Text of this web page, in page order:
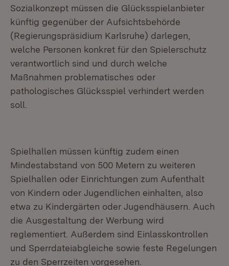
Sozialkonzept müssen die Glücksspielanbieter
künftig gegenüber der Aufsichtsbehörde
(Regierungspräsidium Karlsruhe) darlegen,
welche Personen konkret für den Spielerschutz
verantwortlich sind und durch welche
Maßnahmen problematisches oder
pathologisches Glücksspiel verhindert werden
soll.
Spielhallen müssen künftig zudem einen
Mindestabstand von 500 Metern zu weiteren
Spielhallen oder Einrichtungen zum Aufenthalt
von Kindern oder Jugendlichen einhalten, also
etwa zu Kindergärten oder Jugendhäusern. Auch
die Ausgestaltung der Werbung wird
reglementiert. Außerdem sind Einlasskontrollen
und Sperrdateiabgleiche sowie feste Regelungen
zu den Sperrzeiten vorgesehen.